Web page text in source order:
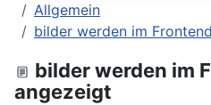
Allgemein
bilder werden im
bilder werden im
angezeigt